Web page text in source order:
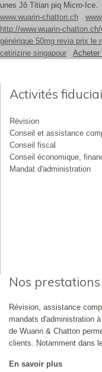
unes Jô Titian piq Micro-Ice.
www.wuarin-chatton.ch
http://www.wuarin-
générique 50mg revia prix le
cetirizine singapour
Acheter
Activités
Révision
Conseil et assistance
Conseil fiscal
Conseil économique,
Mandat d'administration
Nos prestations
Révision, assistance
mandats d'administration
de Wuarin & Chatton
clients. Notamment dans
En savoir plus